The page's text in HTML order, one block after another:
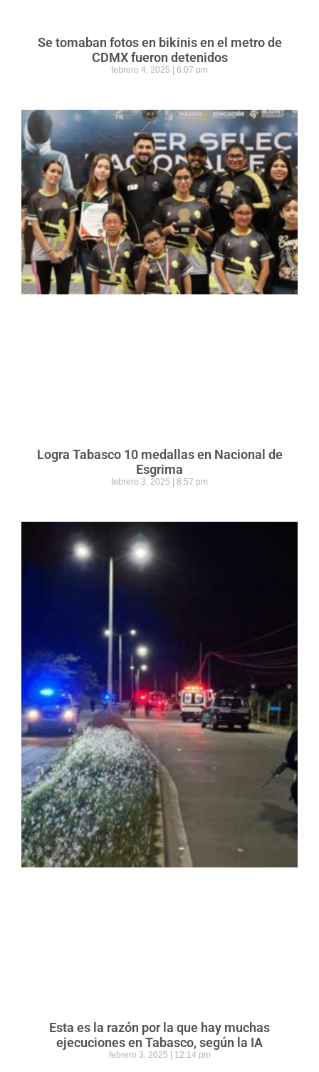
Se tomaban fotos en bikinis en el metro de
CDMX fueron detenidos
febrero 4, 2025 6:07 pm
Logra Tabasco 10 medallas en Nacional de
Esgrima
febrero 3, 2025 8:57 pm
Esta es la razón por la que hay muchas
ejecuciones en Tabasco, según la IA
febrero 3, 2025 12:14 pm